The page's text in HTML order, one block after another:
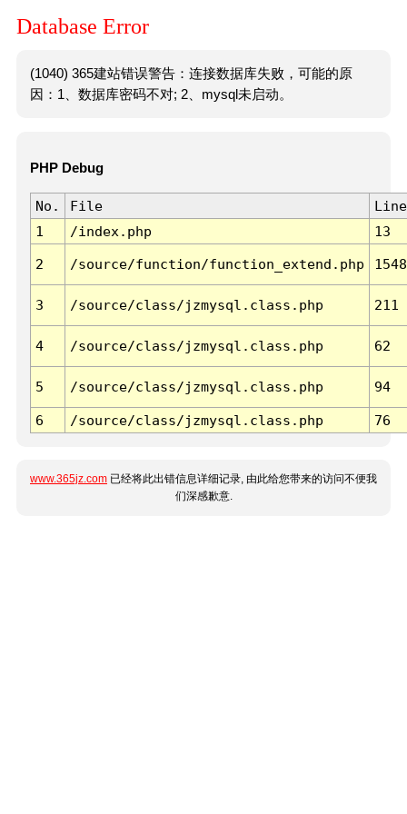
Database Error
(1040) 365建站错误警告：连接数据库失败，可能的原
因：1、数据库密码不对; 2、mysql未启动。
PHP Debug
No. File
Line
1
/index.php 13
2 /source/function/function_extend.php 1548
3 /source/class/jzmysql.class.php 211
4 /source/class/jzmysql.class.php 62
5 /source/class/jzmysql.class.php 94
6 /source/class/jzmysql.class.php 76
www.365jz.com 已经将此出错信息详细记录, 由此给您带来的访问不便我
们深感歉意.